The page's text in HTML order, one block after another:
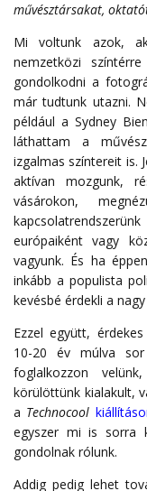
művésztársakat,
Mi voltunk azok,
nemzetközi
gondolkodni a
már tudtunk utazni.
például a Sydney
láthattam a
izgalmas színtereit is.
aktívan mozgunk,
vásárokon,
európaiként vagy
vagyunk. És ha
inkább a populista
kevésbé érdekli a
Ezzel együtt,
10-20 év múlva
foglalkozzon
körülöttünk kialakult,
a Technocool
egyszer mi is sorra
gondolnak rólunk.
Addig pedig lehet